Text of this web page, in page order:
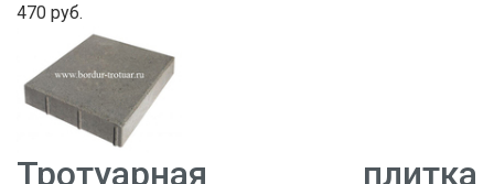
470 руб.
Тротуарная плитка